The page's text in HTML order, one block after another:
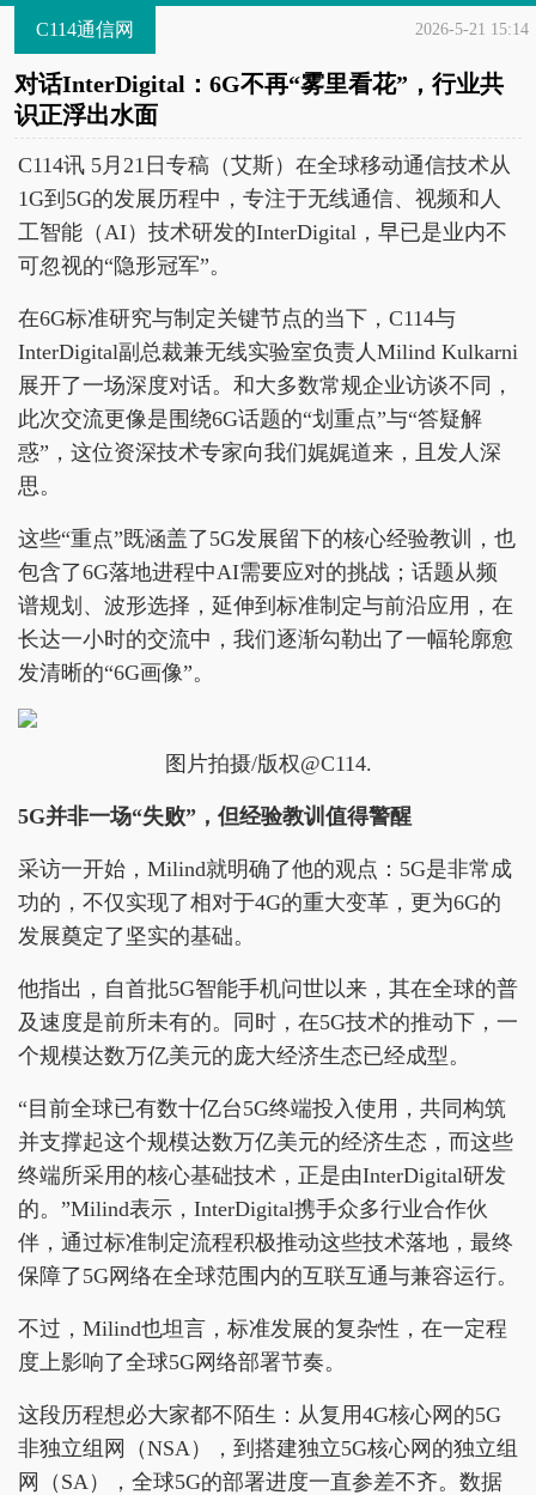
C114通信网 2026-5-21 15:14
对话InterDigital：6G不再“雾里看花”，行业共
识正浮出水面
C114讯 5月21日专稿（艾斯）在全球移动通信技术从
1G到5G的发展历程中，专注于无线通信、视频和人
工智能（AI）技术研发的InterDigital，早已是业内不
可忽视的“隐形冠军”。
在6G标准研究与制定关键节点的当下，C114与
InterDigital副总裁兼无线实验室负责人Milind Kulkarni
展开了一场深度对话。和大多数常规企业访谈不同，
此次交流更像是围绕6G话题的“划重点”与“答疑解
惑”，这位资深技术专家向我们娓娓道来，且发人深
思。
这些“重点”既涵盖了5G发展留下的核心经验教训，也
包含了6G落地进程中AI需要应对的挑战；话题从频
谱规划、波形选择，延伸到标准制定与前沿应用，在
长达一小时的交流中，我们逐渐勾勒出了一幅轮廓愈
发清晰的“6G画像”。
图片拍摄/版权@C114.
5G并非一场“失败”，但经验教训值得警醒
采访一开始，Milind就明确了他的观点：5G是非常成
功的，不仅实现了相对于4G的重大变革，更为6G的
发展奠定了坚实的基础。
他指出，自首批5G智能手机问世以来，其在全球的普
及速度是前所未有的。同时，在5G技术的推动下，一
个规模达数万亿美元的庞大经济生态已经成型。
“目前全球已有数十亿台5G终端投入使用，共同构筑
并支撑起这个规模达数万亿美元的经济生态，而这些
终端所采用的核心基础技术，正是由InterDigital研发
的。”Milind表示，InterDigital携手众多行业合作伙
伴，通过标准制定流程积极推动这些技术落地，最终
保障了5G网络在全球范围内的互联互通与兼容运行。
不过，Milind也坦言，标准发展的复杂性，在一定程
度上影响了全球5G网络部署节奏。
这段历程想必大家都不陌生：从复用4G核心网的5G
非独立组网（NSA），到搭建独立5G核心网的独立组
网（SA），全球5G的部署进度一直参差不齐。数据